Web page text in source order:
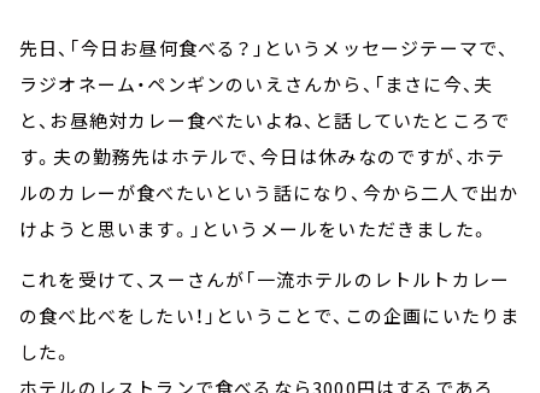
先日、｢今日お昼何食べる？｣というメッセージテーマで、
ラジオネーム・ペンギンのいえさんから、「まさに今、夫
と、お昼絶対カレー食べたいよね、と話していたところで
す。夫の勤務先はホテルで、今日は休みなのですが、ホテ
ルのカレーが食べたいという話になり、今から二人で出か
けようと思います。」というメールをいただきました。
これを受けて、スーさんが「一流ホテルのレトルトカレー
の食べ比べをしたい！」ということで、この企画にいたりま
した。
ホテルのレストランで食べるなら3000円はするであろ